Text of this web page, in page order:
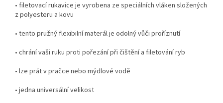
• filetovací rukavice je vyrobena ze speciálních vláken složených
z polyesteru a kovu
• tento pružný flexibilní materál je odolný vůči proříznutí
• chrání vaši ruku proti pořezání při čištění a filetování ryb
• lze prát v pračce nebo mýdlové vodě
• jedna universální velikost